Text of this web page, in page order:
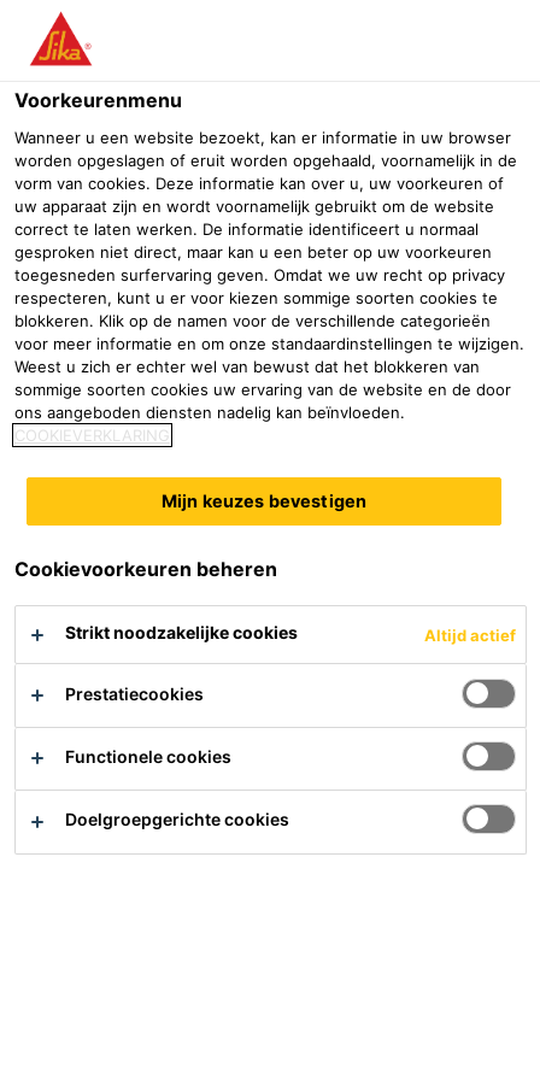
Menu
Windows-producten
Industrie Bouwcomponenten Ramen
No results found
Hulp nodig?
Contact
Meer waarde, minder impact
Over ons
Carrière
Laatste nieuws
Downloads
Voorkeurenmenu
Wanneer u een website bezoekt, kan er informatie in uw browser
worden opgeslagen of eruit worden opgehaald, voornamelijk in de
vorm van cookies. Deze informatie kan over u, uw voorkeuren of
uw apparaat zijn en wordt voornamelijk gebruikt om de website
correct te laten werken. De informatie identificeert u normaal
gesproken niet direct, maar kan u een beter op uw voorkeuren
toegesneden surfervaring geven. Omdat we uw recht op privacy
respecteren, kunt u er voor kiezen sommige soorten cookies te
blokkeren. Klik op de namen voor de verschillende categorieën
voor meer informatie en om onze standaardinstellingen te wijzigen.
Weest u zich er echter wel van bewust dat het blokkeren van
sommige soorten cookies uw ervaring van de website en de door
ons aangeboden diensten nadelig kan beïnvloeden.
COOKIEVERKLARING
Mijn keuzes bevestigen
Cookievoorkeuren beheren
Strikt noodzakelijke cookies Altijd actief
Prestatiecookies
Functionele cookies
Doelgroepgerichte cookies